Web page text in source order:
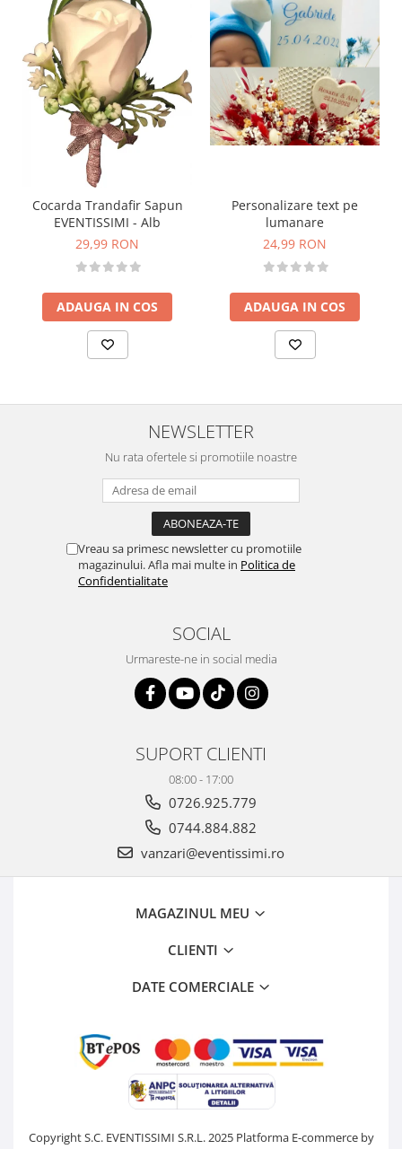
Cocarda Trandafir Sapun
EVENTISSIMI - Alb
29,99 RON
ADAUGA IN COS
Personalizare text pe
lumanare
24,99 RON
ADAUGA IN COS
NEWSLETTER
Nu rata ofertele si promotiile noastre
Vreau sa primesc newsletter cu promotiile
magazinului. Afla mai multe in Politica de
Confidentialitate
SOCIAL
Urmareste-ne in social media
SUPORT CLIENTI
08:00 - 17:00
0726.925.779
0744.884.882
vanzari@eventissimi.ro
MAGAZINUL MEU
CLIENTI
DATE COMERCIALE
Copyright S.C. EVENTISSIMI S.R.L. 2025 Platforma E-commerce by